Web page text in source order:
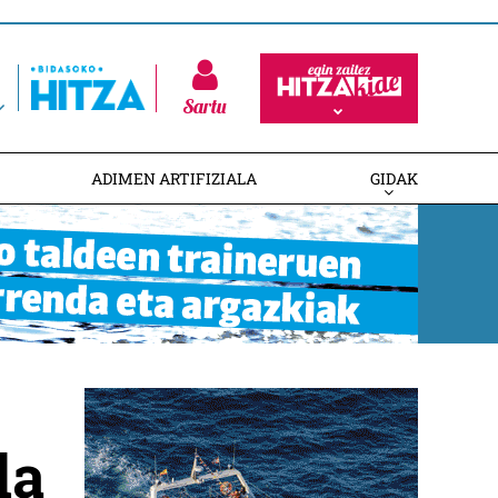
Sartu
ADIMEN ARTIFIZIALA GIDAK